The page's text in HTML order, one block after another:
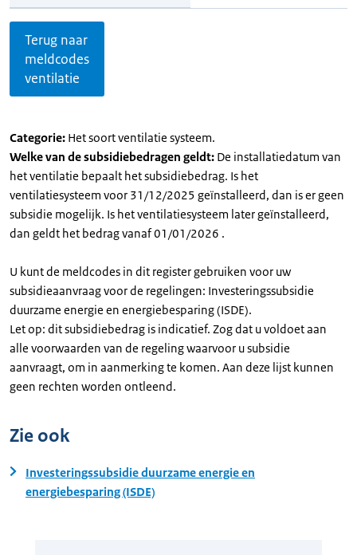
Terug naar
meldcodes
ventilatie
Categorie: Het soort ventilatie systeem.
Welke van de subsidiebedragen geldt: De installatiedatum van
het ventilatie bepaalt het subsidiebedrag. Is het
ventilatiesysteem voor 31/12/2025 geïnstalleerd, dan is er geen
subsidie mogelijk. Is het ventilatiesysteem later geïnstalleerd,
dan geldt het bedrag vanaf 01/01/2026 .
U kunt de meldcodes in dit register gebruiken voor uw
subsidieaanvraag voor de regelingen: Investeringssubsidie
duurzame energie en energiebesparing (ISDE).
Let op: dit subsidiebedrag is indicatief. Zog dat u voldoet aan
alle voorwaarden van de regeling waarvoor u subsidie
aanvraagt, om in aanmerking te komen. Aan deze lijst kunnen
geen rechten worden ontleend.
Zie ook
Investeringssubsidie duurzame energie en
energiebesparing (ISDE)